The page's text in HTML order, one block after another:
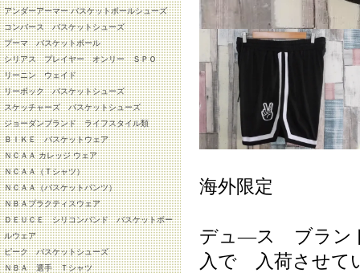
アンダーアーマー バスケットボールシューズ
コンバース バスケットシューズ
プーマ バスケットボール
シリアス プレイヤー オンリー ＳＰＯ
リーニン ウェイド
リーボック バスケットシューズ
スケッチャーズ バスケットシューズ
ジョーダンブランド ライフスタイル類
ＢＩＫＥ バスケットウェア
ＮＣＡＡ カレッジ ウェア
ＮＣＡＡ（Ｔシャツ）
ＮＣＡＡ（バスケットパンツ）
ＮＢＡプラクティスウェア
ＤＥＵＣＥ シリコンバンド バスケットボー
ルウェア
ピーク バスケットシューズ
ＮＢＡ 選手 Ｔシャツ
海外限定
デュ―ス ブラ
入で 入荷させて